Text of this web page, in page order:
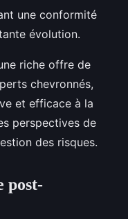
une conformité
évolution.
riche offre de
chevronnés,
et efficace à la
perspectives de
des risques.
post-